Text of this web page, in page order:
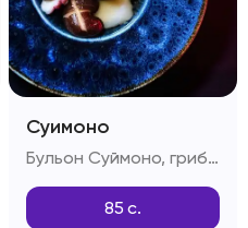
Суимоно
Бульон Суймоно, грибы шиитаке, лангустины, креветки, мидии, морской гребешок, осьминог, зелень
85 с.